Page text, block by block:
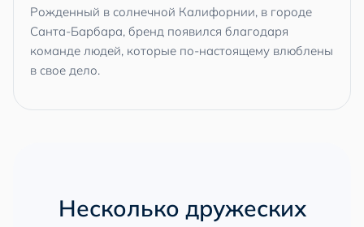
Рожденный в солнечной Калифорнии, в городе
Санта-Барбара, бренд появился благодаря
команде людей, которые по-настоящему влюблены
в свое дело.
Несколько дружеских